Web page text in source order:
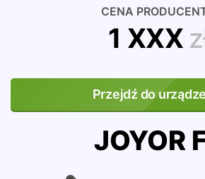
CENA
1 XXX
Przejdź do
JOYOR